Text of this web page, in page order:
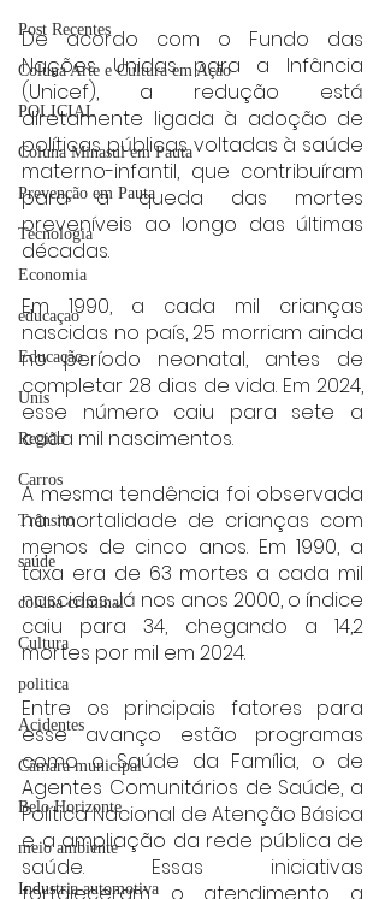
Post Recentes
Coluna Arte e Cultura em Ação
POLICIAL
Coluna Minasul em Pauta
Prevenção em Pauta
Tecnologia
Economia
educaçao
Educação
Unis
Região
Carros
Trânsito
saúde
coluna criminal
Cultura
politica
Acidentes
Câmara municipal
Belo Horizonte
meio ambiente
Industria automotiva
De acordo com o Fundo das
Nações Unidas para a Infância
(Unicef), a redução está
diretamente ligada à adoção de
políticas públicas voltadas à saúde
materno-infantil, que contribuíram
para a queda das mortes
preveníveis ao longo das últimas
décadas.
Em 1990, a cada mil crianças
nascidas no país, 25 morriam ainda
no período neonatal, antes de
completar 28 dias de vida. Em 2024,
esse número caiu para sete a
cada mil nascimentos.
A mesma tendência foi observada
na mortalidade de crianças com
menos de cinco anos. Em 1990, a
taxa era de 63 mortes a cada mil
nascidos. Já nos anos 2000, o índice
caiu para 34, chegando a 14,2
mortes por mil em 2024.
Entre os principais fatores para
esse avanço estão programas
como o Saúde da Família, o de
Agentes Comunitários de Saúde, a
Política Nacional de Atenção Básica
e a ampliação da rede pública de
saúde. Essas iniciativas